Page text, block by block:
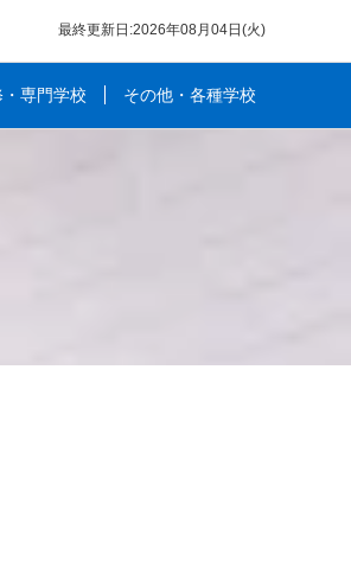
最終更新日:2026年08月04日(火)
専門学校 その他・各種学校